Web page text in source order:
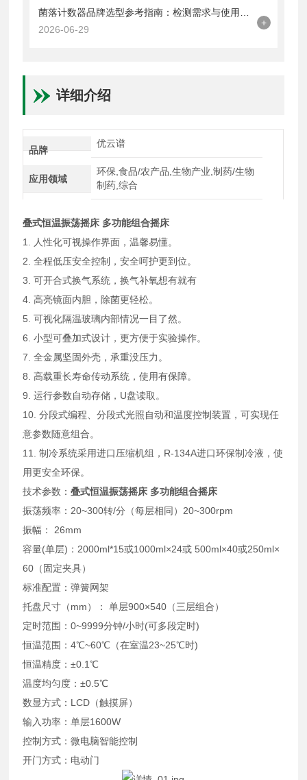
菌落计数器品牌选型参考指南：检测需求与使用场景匹配方案
2026-06-29
+
详细介绍
品牌
优云谱
应用领域
环保,食品/农产品,生物产业,制药/生物
制药,综合
叠式恒温振荡摇床 多功能组合摇床
1. 人性化可视操作界面，温馨易懂。
2. 全程低压安全控制，安全呵护更到位。
3. 可开合式换气系统，换气补氧想有就有
4. 高亮镜面内胆，除菌更轻松。
5. 可视化隔温玻璃内部情况一目了然。
6. 小型可叠加式设计，更方便于实验操作。
7. 全金属坚固外壳，承重没压力。
8. 高载重长寿命传动系统，使用有保障。
9. 运行参数自动存储，U盘读取。
10. 分段式编程、分段式光照自动和温度控制装置，可实现任
意参数随意组合。
11. 制冷系统采用进口压缩机组，R-134A进口环保制冷液，使
用更安全环保。
技术参数：叠式恒温振荡摇床 多功能组合摇床
振荡频率：20~300转/分（每层相同）20~300rpm
振幅： 26mm
容量(单层)：2000ml*15或1000ml×24或 500ml×40或250ml×
60（固定夹具）
标准配置：弹簧网架
托盘尺寸（mm）： 单层900×540（三层组合）
定时范围：0~9999分钟/小时(可多段定时)
恒温范围：4℃~60℃（在室温23~25℃时)
恒温精度：±0.1℃
温度均匀度：±0.5℃
数显方式：LCD（触摸屏）
输入功率：单层1600W
控制方式：微电脑智能控制
开门方式：电动门